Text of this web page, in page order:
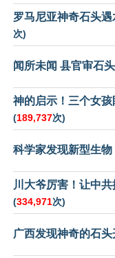
罗马尼亚神奇石头
次)
闻所未闻 县官审石
神的启示！三个女
(189,737次)
科学家发现新型生
川大爷厉害！让中
(334,971次)
广西发现神奇的石头